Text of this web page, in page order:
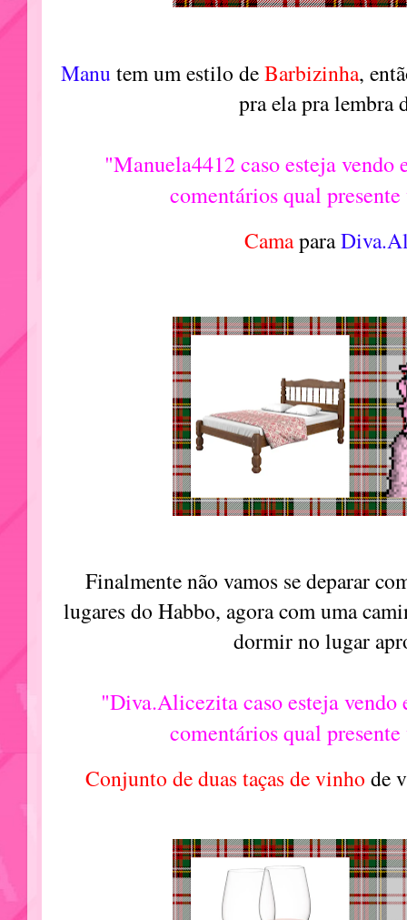
Manutem um estilo deBarbizinha,
pra ela pra lembra
"Manuela4412 caso esteja vendo
comentários qual
Camapara
Finalmente não vamos se deparar
lugares do Habbo, agora com uma
dormir no lugar
"Diva.Alicezita caso esteja vendo
comentários qual
Conjunto de duas taças de vinhode